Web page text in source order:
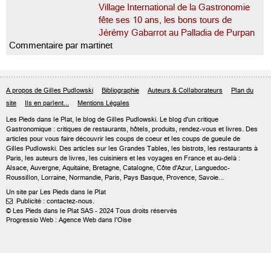
Village International de la Gastronomie
fête ses 10 ans, les bons tours de
Jérémy Gabarrot au Palladia de Purpan
Commentaire par martinet
A propos de Gilles Pudlowski Bibliographie Auteurs & Collaborateurs
Plan du
site
Ils en parlent... Mentions Légales
Les Pieds dans le Plat, le blog de Gilles Pudlowski. Le blog d'un critique
Gastronomique : critiques de restaurants, hôtels, produits, rendez-vous et livres. Des
articles pour vous faire découvrir les coups de coeur et les coups de gueule de
Gilles Pudlowski. Des articles sur les Grandes Tables, les bistrots, les restaurants à
Paris, les auteurs de livres, les cuisiniers et les voyages en France et au-delà :
Alsace, Auvergne, Aquitaine, Bretagne, Catalogne, Côte d'Azur, Languedoc-
Roussillon, Lorraine, Normandie, Paris, Pays Basque, Provence, Savoie...
Un site par Les Pieds dans le Plat
 Publicité : contactez-nous.
© Les Pieds dans le Plat SAS - 2024 Tous droits réservés
Progressio Web : Agence Web dans l'Oise